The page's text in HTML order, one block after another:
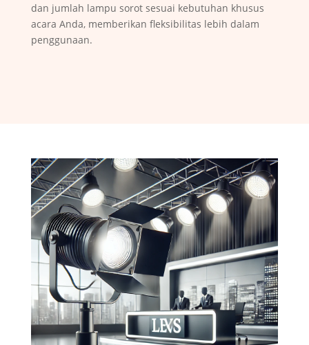
dan jumlah lampu sorot sesuai kebutuhan khusus
acara Anda, memberikan fleksibilitas lebih dalam
penggunaan.